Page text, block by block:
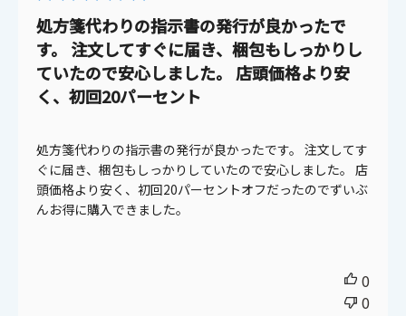
ご利用ありがとうございました。
ログアウトする
処方箋代わりの指示書の発行が良かったで
す。 注文してすぐに届き、梱包もしっかりし
ていたので安心しました。 店頭価格より安
く、初回20パーセント
処方箋代わりの指示書の発行が良かったです。 注文してす
ぐに届き、梱包もしっかりしていたので安心しました。 店
頭価格より安く、初回20パーセントオフだったのでずいぶ
んお得に購入できました。
0
0